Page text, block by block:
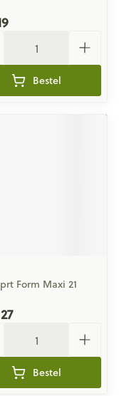
Bestel
Form Maxi 21
Bestel